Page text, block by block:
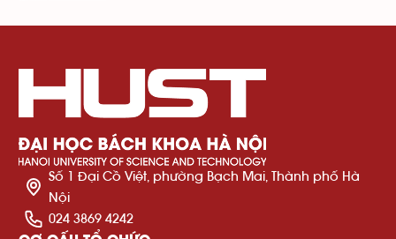
Số 1 Đại Cồ Việt, phường Bạch Mai, Thành phố Hà
Nội
024 3869 4242